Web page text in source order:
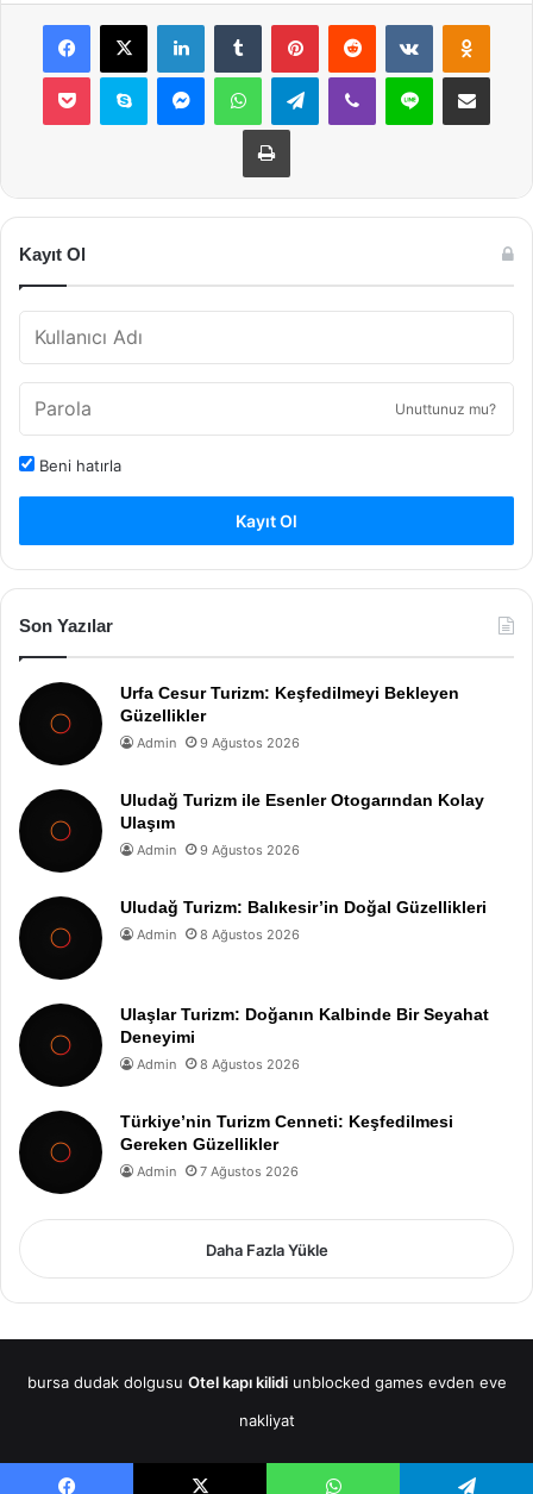
Facebook
X LinkedInTumblr PinterestReddit VKontakte
Pocket Skype MessengerWhatsAppTelegramViber Line E-Posta ile
Yazdır
Kayıt Ol
Unuttunuz mu?
Beni hatırla
Kayıt Ol
Son Yazılar
Urfa Cesur Turizm: Keşfedilmeyi Bekleyen
Güzellikler
Admin 9 Ağustos 2026
Uludağ Turizm ile Esenler Otogarından Kolay
Ulaşım
Admin 9 Ağustos 2026
Uludağ Turizm: Balıkesir’in Doğal Güzellikleri
Admin 8 Ağustos 2026
Ulaşlar Turizm: Doğanın Kalbinde Bir Seyahat
Deneyimi
Admin 8 Ağustos 2026
Türkiye’nin Turizm Cenneti: Keşfedilmesi
Gereken Güzellikler
Admin 7 Ağustos 2026
Daha Fazla Yükle
bursa dudak dolgusu Otel kapı kilidi unblocked games evden eve
nakliyat